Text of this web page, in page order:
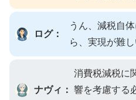
ログ：
うん、減税自
ら、実現が難
ナヴィ：
消費税減税に
響を考慮する